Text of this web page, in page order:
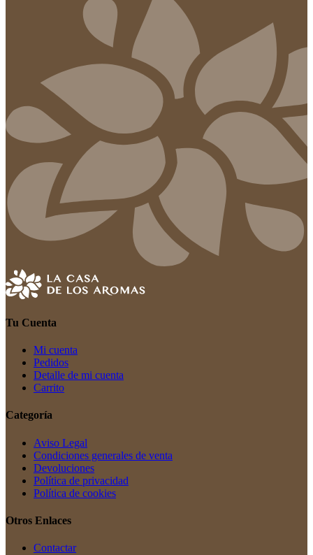
Tu Cuenta
Mi cuenta
Pedidos
Detalle de mi cuenta
Carrito
Categoría
Aviso Legal
Condiciones generales de venta
Devoluciones
Política de privacidad
Política de cookies
Otros Enlaces
Contactar